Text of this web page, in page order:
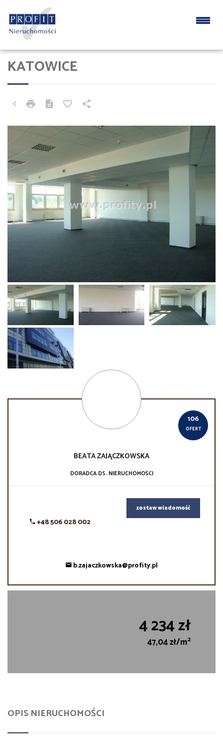
KATOWICE
106
OFERT
BEATAZAJĄCZKOWSKA
DORADCA DS. NIERUCHOMOŚCI
+48 506 028 002
zostaw wiadomość
b.zajaczkowska@profity.pl
4 234 zł
47,04 zł/m2
OPIS NIERUCHOMOŚCI